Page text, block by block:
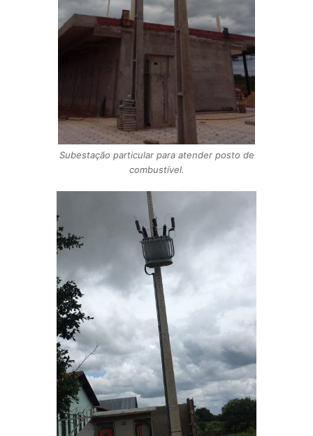
Subestação particular para atender posto de
combustível.